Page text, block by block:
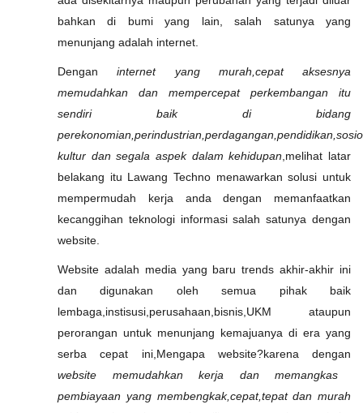
bahkan di bumi yang lain, salah satunya yang
menunjang adalah internet.
Dengan internet yang murah,cepat aksesnya
memudahkan dan mempercepat perkembangan itu
sendiri baik di bidang
perekonomian,perindustrian,perdagangan,pendidikan,sosio
kultur dan segala aspek dalam kehidupan ,melihat latar
belakang itu Lawang Techno menawarkan solusi untuk
mempermudah kerja anda dengan memanfaatkan
kecanggihan teknologi informasi salah satunya dengan
website.
Website adalah media yang baru trends akhir-akhir ini
dan digunakan oleh semua pihak baik
lembaga,instisusi,perusahaan,bisnis,UKM ataupun
perorangan untuk menunjang kemajuanya di era yang
serba cepat ini,Mengapa website?karena dengan
website memudahkan kerja dan memangkas
pembiayaan yang membengkak,cepat,tepat dan murah